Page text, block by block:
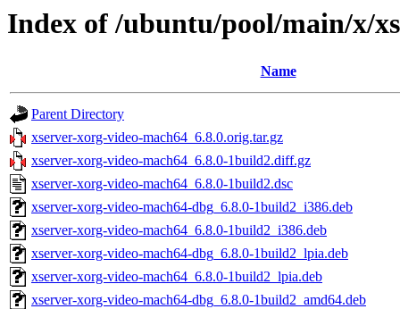
Index of /ubuntu/pool/main/x/
Name
Parent Directory
xserver-xorg-video-mach64_6.8.0.orig.tar.gz
xserver-xorg-video-mach64_6.8.0-1build2.diff.gz
xserver-xorg-video-mach64_6.8.0-1build2.dsc
xserver-xorg-video-mach64-dbg_6.8.0-1build2_i386.deb
xserver-xorg-video-mach64_6.8.0-1build2_i386.deb
xserver-xorg-video-mach64-dbg_6.8.0-1build2_lpia.deb
xserver-xorg-video-mach64_6.8.0-1build2_lpia.deb
xserver-xorg-video-mach64-dbg_6.8.0-1build2_amd64.deb